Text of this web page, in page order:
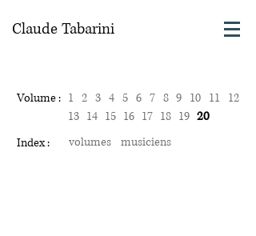
Claude Tabarini
Volume : 1 2 3 4 5 6 7 8 9 10 11
12
13 14 15 16 17 18 19 20
Index : volumes musiciens